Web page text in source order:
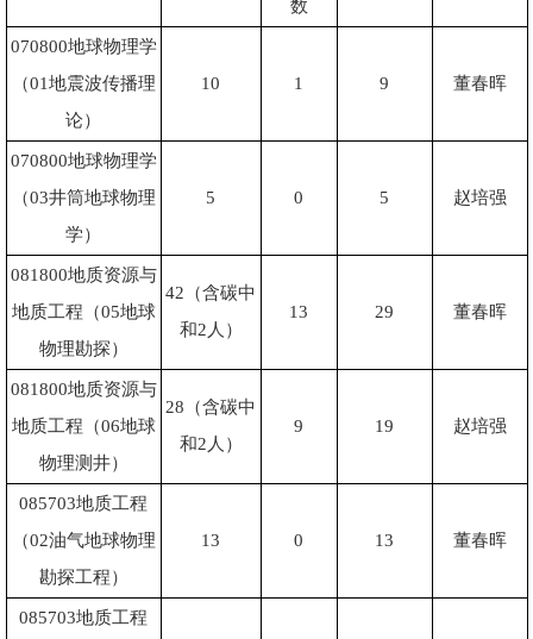
数
070800地球物理学
（01地震波传播理
论）
10 1 9 董春晖
070800地球物理学
（03井筒地球物理
学）
5 0 5 赵培强
081800地质资源与
地质工程（05地球
物理勘探）
42 （含碳中
和2 人）
13 29 董春晖
081800地质资源与
地质工程（06地球
物理测井）
28 （含碳中
和2 人）
9 19 赵培强
085703地质工程
（02油气地球物理
勘探工程）
13 0 13 董春晖
085703地质工程